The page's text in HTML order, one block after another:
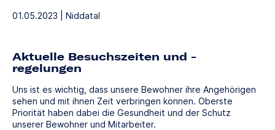
01.05.2023 | Niddatal
Aktuelle Besuchszeiten und -
regelungen
Uns ist es wichtig, dass unsere Bewohner ihre Angehörigen
sehen und mit ihnen Zeit verbringen können. Oberste
Priorität haben dabei die Gesundheit und der Schutz
unserer Bewohner und Mitarbeiter.